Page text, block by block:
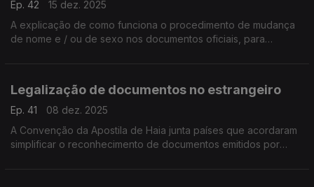
Ep. 42
15 dez. 2025
A explicação de como funciona o procedimento de mudança
de nome e / ou de sexo nos documentos oficiais, para
Legalização de documentos no estrangeiro
Ep. 41
08 dez. 2025
A Convenção da Apostila de Haia junta países que acordaram
simplificar o reconhecimento de documentos emitidos por